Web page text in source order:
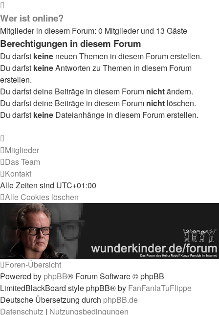
Wer ist online?
Mitglieder in diesem Forum: 0 Mitglieder und 13 Gäste
Berechtigungen in diesem Forum
Du darfst keine neuen Themen in diesem Forum erstellen.
Du darfst keineAntworten zu Themen in diesem Forum
erstellen.
Du darfst deine Beiträge in diesem Forum nichtändern.
Du darfst deine Beiträge in diesem Forum nicht löschen.
Du darfst keine Dateianhänge in diesem Forum erstellen.
Mitglieder
Das Team
Kontakt
Alle Zeiten sind UTC+01:00
Alle Cookies löschen
Foren-Übersicht
Powered by phpBB® Forum Software © phpBB
LimitedBlackBoard style phpBB® by FanFanlaTuFlippe
Deutsche Übersetzung durch phpBB.de
Datenschutz | Nutzungsbedingungen